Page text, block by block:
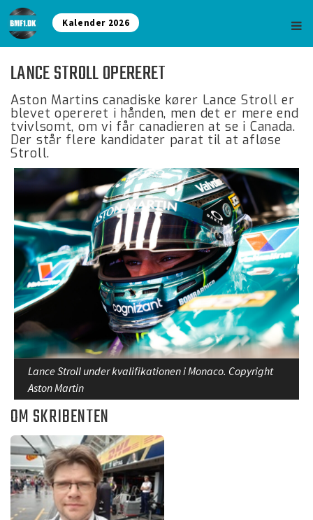
Kalender 2026
LANCE STROLL OPERERET
Aston Martins canadiske kører Lance Stroll er
blevet opereret i hånden, men det er mere end
tvivlsomt, om vi får canadieren at se i Canada.
Der står flere kandidater parat til at afløse
Stroll.
Lance Stroll under kvalifikationen i Monaco. Copyright
Aston Martin
OM SKRIBENTEN